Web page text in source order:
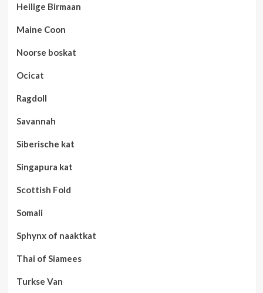
Heilige Birmaan
Maine Coon
Noorse boskat
Ocicat
Ragdoll
Savannah
Siberische kat
Singapura kat
Scottish Fold
Somali
Sphynx of naaktkat
Thai of Siamees
Turkse Van